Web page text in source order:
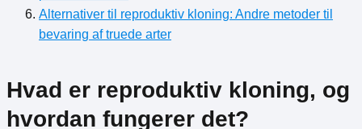
Alternativer til reproduktiv kloning: Andre metoder til
bevaring af truede arter
Hvad er reproduktiv kloning, og
hvordan fungerer det?